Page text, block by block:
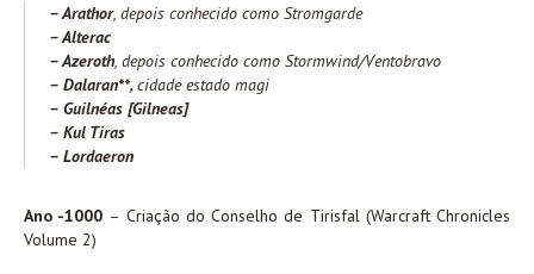
– Arathor, depois conhecido como Stromgarde
– Alterac
– Azeroth, depois conhecido como Stormwind/Ventobravo
– Dalaran**,cidade estado magi
– Guilnéas [Gilneas]
– Kul Tiras
– Lordaeron
Ano -1000 – Criação do Conselho de Tirisfal (Warcraft Chronicles
Volume 2)